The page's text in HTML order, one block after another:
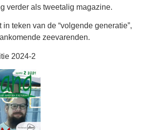
verder als tweetalig magazine.
in teken van de “volgende generatie”,
zeevarenden.
2024-2